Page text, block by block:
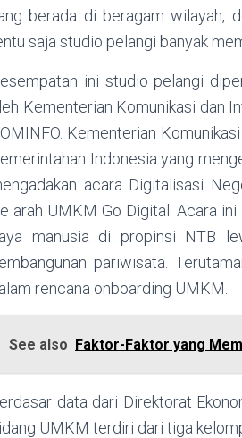
berada di beragam wilayah,
saja studio pelangi banyak
ini studio pelangi
Kementerian Komunikasi dan
Kementerian
Indonesia yang
acara Digitalisasi
arah UMKM Go Digital. Acara
manusia di propinsi NTB
pariwisata.
rencana onboarding UMKM.
See also Faktor-Faktor yang
data dari Direktorat
UMKM terdiri dari tiga